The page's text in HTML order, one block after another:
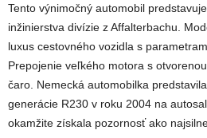
Tento výnimočný automobil
inžinierstva divízie z Affalterbachu.
luxus cestovného vozidla s
Prepojenie veľkého motora s
čaro. Nemecká automobilka
generácie R230 v roku 2004 na
okamžite získala pozornosť ako